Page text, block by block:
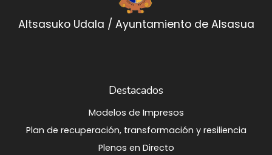
Altsasuko Udala / Ayuntamiento de Alsasua
Destacados
Modelos de Impresos
Plan de recuperación, transformación y resiliencia
Plenos en Directo